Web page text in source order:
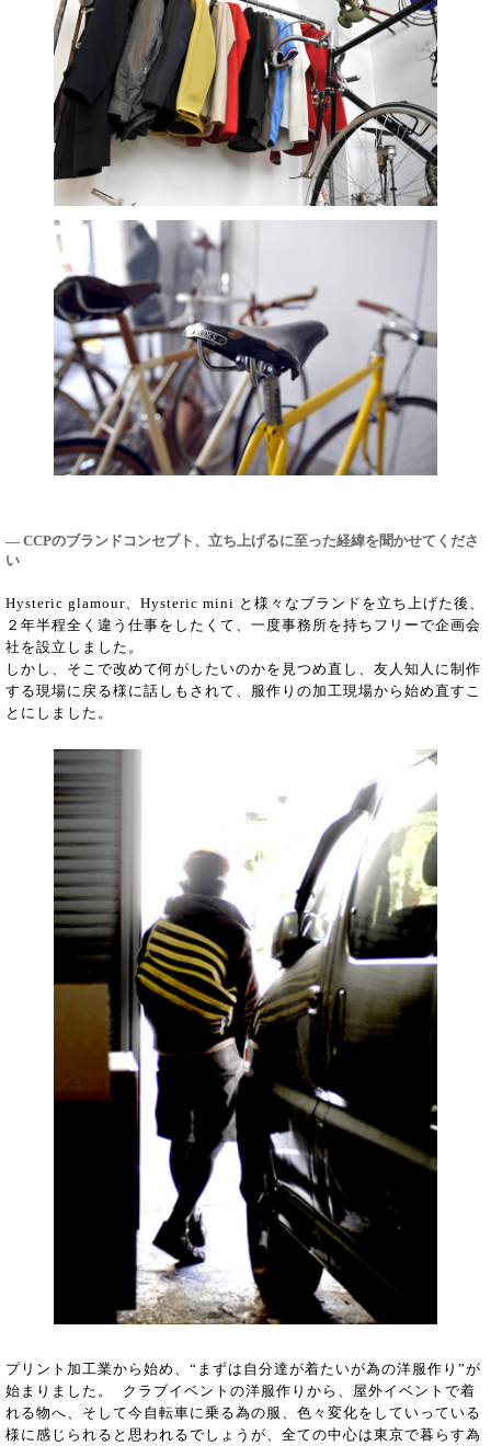
― CCPのブランドコンセプト、立ち上げるに至った経緯を聞かせてくださ
い
Hysteric glamour、Hysteric mini と様々なブランドを立ち上げた後、
２年半程全く違う仕事をしたくて、一度事務所を持ちフリーで企画会
社を設立しました。
しかし、そこで改めて何がしたいのかを見つめ直し、友人知人に制作
する現場に戻る様に話しもされて、服作りの加工現場から始め直すこ
とにしました。
プリント加工業から始め、“まずは自分達が着たいが為の洋服作り”が
始まりました。 クラブイベントの洋服作りから、屋外イベントで着
れる物へ、そして今自転車に乗る為の服、色々変化をしていっている
様に感じられると思われるでしょうが、全ての中心は東京で暮らす為